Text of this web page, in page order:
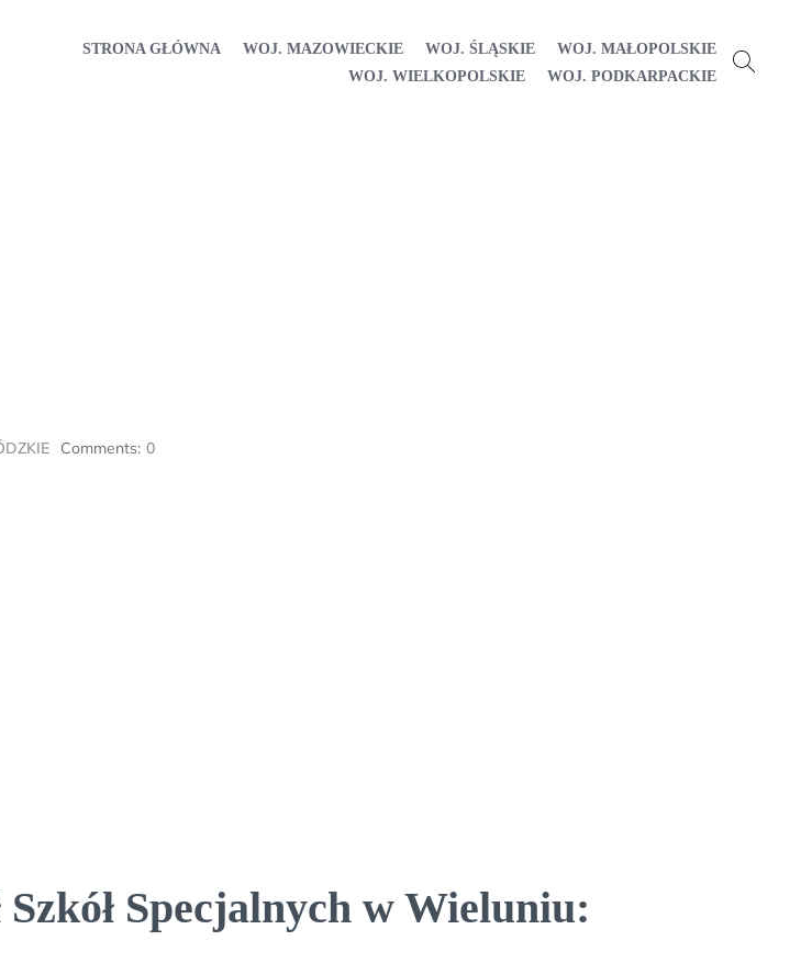
STRONA GŁÓWNA WOJ. MAZOWIECKIE WOJ. ŚLĄSKIE
WOJ. MAŁOPOLSKIE
WOJ. WIELKOPOLSKIE
WOJ. PODKARPACKIE
Comments: 0
Specjalnych w Wieluniu: